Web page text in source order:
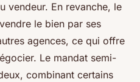
vendeur. En revanche, le
le bien par ses
agences, ce qui offre
Le mandat semi-
combinant certains